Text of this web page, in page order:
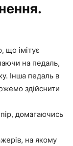
що імітує
на педаль,
Інша педаль в
здійснити
домагаючись
на якому